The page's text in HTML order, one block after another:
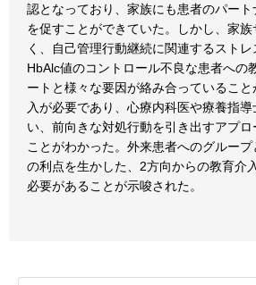
認となっており、家族にも患者のパー
を促すことができていた。しかし、家
く、自己管理行動継続に関連するストレ
HbAlc値のコントロール不良な患者への
ートと様々な要因が絡み合っているこ
入が必要であり、心療内科医や療養指
い、前向きな対処行動を引き出すアプ
ことがわかった。外来患者へのグルー
の利点を生かした、2方向からの教育介
必要があることが示唆された。